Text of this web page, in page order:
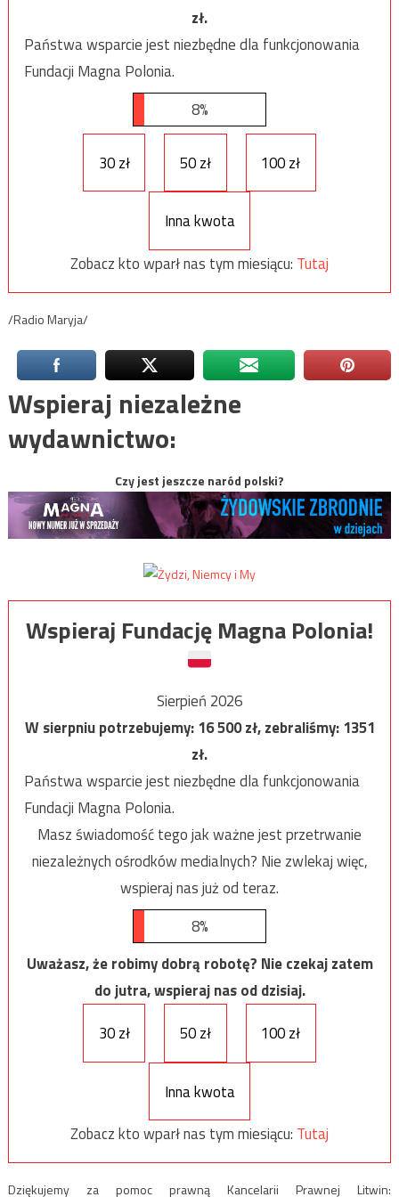
zł.
Państwa wsparcie jest niezbędne dla funkcjonowania
Fundacji Magna Polonia.
8%
30 zł 50 zł 100 zł
Inna kwota
Zobacz kto wparł nas tym miesiącu: Tutaj
/Radio Maryja/
Wspieraj niezależne
wydawnictwo:
Czy jest jeszcze naród polski?
Wspieraj Fundację Magna Polonia!
Sierpień 2026
W sierpniu potrzebujemy:16 500zł, zebraliśmy:1351
zł.
Państwa wsparcie jest niezbędne dla funkcjonowania
Fundacji Magna Polonia.
Masz świadomość tego jak ważne jest przetrwanie
niezależnych ośrodków medialnych? Nie zwlekaj więc,
wspieraj nas już od teraz.
8%
Uważasz, że robimy dobrą robotę? Nie czekaj zatem
do jutra, wspieraj nas od dzisiaj.
30 zł
50 zł 100 zł
Inna kwota
Zobacz kto wparł nas tym miesiącu: Tutaj
Dziękujemy za pomoc prawną Kancelarii Prawnej Litwin: